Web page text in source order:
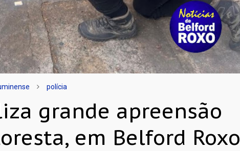
polícia
grande apreensão
em Belford Roxo